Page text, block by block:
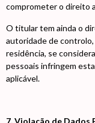
comprometer o direito
O titular tem ainda o
autoridade de
residência, se
pessoais infringem
aplicável.
7. Violação de Dados